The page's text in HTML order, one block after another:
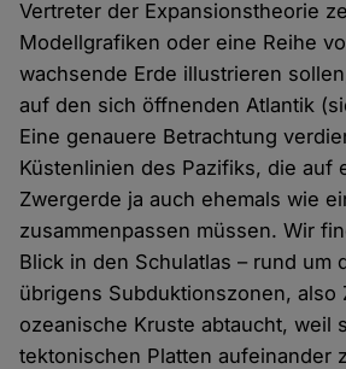
Vertreter der Expansionstheorie
Modellgrafiken oder eine Reihe
wachsende Erde illustrieren
auf den sich öffnenden Atlantik
Eine genauere Betrachtung
Küstenlinien des Pazifiks, die auf
Zwergerde ja auch ehemals wie
zusammenpassen müssen. Wir
Blick in den Schulatlas – rund um
übrigens Subduktionszonen, also
ozeanische Kruste abtaucht, weil
tektonischen Platten aufeinander